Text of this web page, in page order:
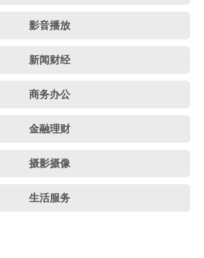
影音播放
新闻财经
商务办公
金融理财
摄影摄像
生活服务